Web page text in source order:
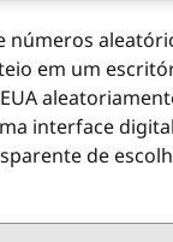
em um
interface
de